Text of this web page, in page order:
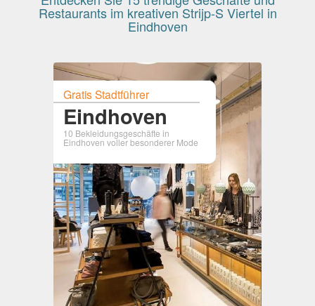
Restaurants im kreativen Strijp-S Viertel in
Eindhoven
Gratis Stadtführer
Eindhoven
10 Bekleidungsgeschäfte in
Eindhoven voller besonderer Mode